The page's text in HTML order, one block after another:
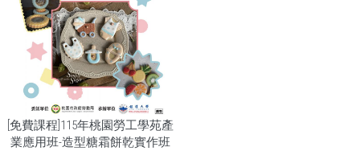
[免費課程]115年桃園勞工學苑產
業應用班-造型糖霜餅乾實作班